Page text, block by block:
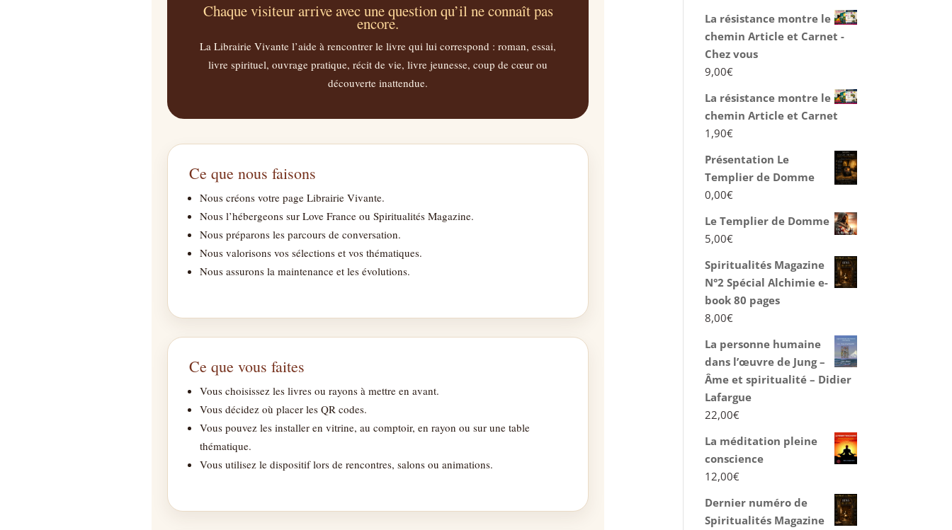
Chaque visiteur arrive avec une question qu’il ne connaît pas
encore.
La Librairie Vivante l’aide à rencontrer le livre qui lui correspond : roman, essai,
livre spirituel, ouvrage pratique, récit de vie, livre jeunesse, coup de cœur ou
découverte inattendue.
Ce que nous faisons
Nous créons votre page Librairie Vivante.
Nous l’hébergeons sur Love France ou Spiritualités Magazine.
Nous préparons les parcours de conversation.
Nous valorisons vos sélections et vos thématiques.
Nous assurons la maintenance et les évolutions.
Ce que vous faites
Vous choisissez les livres ou rayons à mettre en avant.
Vous décidez où placer les QR codes.
Vous pouvez les installer en vitrine, au comptoir, en rayon ou sur une table
thématique.
Vous utilisez le dispositif lors de rencontres, salons ou animations.
La résistance montre le
chemin Article et Carnet -
Chez vous
9,00€
La résistance montre le
chemin Article et Carnet
1,90€
Présentation Le
Templier de Domme
0,00€
Le Templier de Domme
5,00€
Spiritualités Magazine
N°2 Spécial Alchimie e-
book 80 pages
8,00€
La personne humaine
dans l’œuvre de Jung –
Âme et spiritualité – Didier
Lafargue
22,00€
La méditation pleine
conscience
12,00€
Dernier numéro de
Spiritualités Magazine